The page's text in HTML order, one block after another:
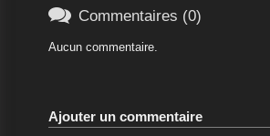
 Commentaires (0)
Aucun commentaire.
Ajouter un commentaire